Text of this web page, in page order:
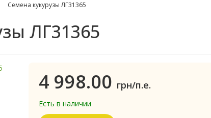
Семена кукурузы ЛГ31365
ЛГ31365
4 998.00 грн/п.е.
Есть в наличии